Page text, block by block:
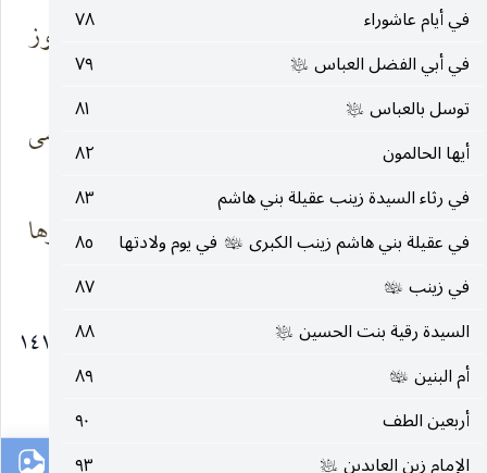
في أيام عاشوراء
٧٨
في أبي الفضل العباس عليه‌السلام
٧٩
توسل بالعباس عليه‌السلام
٨١
أيها الحالمون
٨٢
في رثاء السيدة زينب عقيلة بني هاشم
٨٣
في عقيلة بني هاشم زينب الكبرى عليها‌السلام في يوم ولادتها
٨٥
في زينب عليها‌السلام
٨٧
السيدة رقية بنت الحسين عليه‌السلام
٨٨
أم البنين عليها‌السلام
٨٩
أربعين الطف
٩٠
الإمام زين العابدين عليه‌السلام ٩٣
سأشدَّ للفجر الفتيّخطی روحي ففيه الفوز
ستُسدُّ أفواهُ الجحيمفلا تبدو لنيران الأسی
يا رحلة التيه
الطويل متی ينهي مسافة عمرهاالقدر
* شعبان ١٤١٠